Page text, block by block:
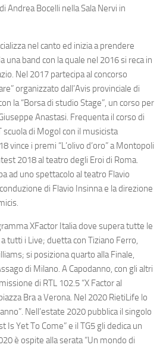
Andrea Bocelli nella Sala Nervi in
nel canto ed inizia a prendere
una band con la quale nel 2016 si reca in
Nel 2017 partecipa al concorso
organizzato dall’Avis provinciale di
la “Borsa di studio Stage”, un corso per
Anastasi. Frequenta il corso di
scuola di Mogol con il musicista
vince i premi “L’olivo d’oro” a Montopoli
2018 al teatro degli Eroi di Roma.
ad uno spettacolo al teatro Flavio
di Flavio Insinna e la direzione
XFactor Italia dove supera tutte le
tutti i Live; duetta con Tiziano Ferro,
si posiziona quarto alla Finale,
di Milano. A Capodanno, con gli altri
di RTL 102.5 “X Factor al
Bra a Verona. Nel 2020 RietiLife lo
Nell’estate 2020 pubblica il singolo
Is Yet To Come” e il TG5 gli dedica un
è ospite alla serata “Un mondo di